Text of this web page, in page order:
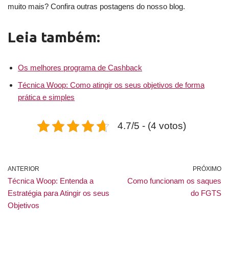
muito mais? Confira outras postagens do nosso blog.
Leia também:
Os melhores programa de Cashback
Técnica Woop: Como atingir os seus objetivos de forma
prática e simples
4.7/5 - (4 votos)
ANTERIOR
Técnica Woop: Entenda a
Estratégia para Atingir os seus
Objetivos
PRÓXIMO
Como funcionam os saques
do FGTS